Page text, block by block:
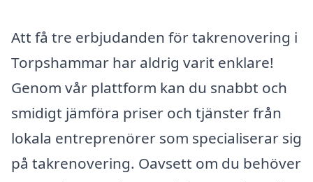
Att få tre erbjudanden för takrenovering i
Torpshammar har aldrig varit enklare!
Genom vår plattform kan du snabbt och
smidigt jämföra priser och tjänster från
lokala entreprenörer som specialiserar sig
på takrenovering. Oavsett om du behöver